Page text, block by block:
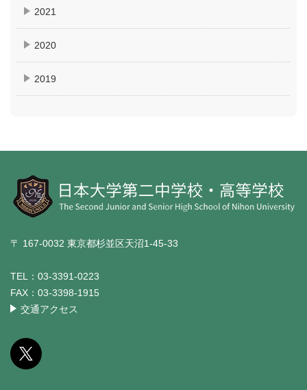
2021
2020
2019
〒 167-0032 東京都杉並区天沼1-45-33
TEL： 03-3391-0223
FAX： 03-3398-1915
交通アクセス